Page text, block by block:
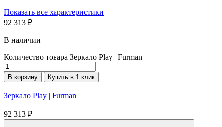
Показать все характеристики
92 313 ₽
В наличии
Количество товара Зеркало Play | Furman
В корзину Купить в 1 клик
Зеркало Play | Furman
92 313 ₽